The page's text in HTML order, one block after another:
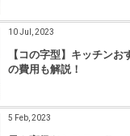
10 Jul, 2023
【コの字型】キッチン
の費用も解説！
5 Feb, 2023